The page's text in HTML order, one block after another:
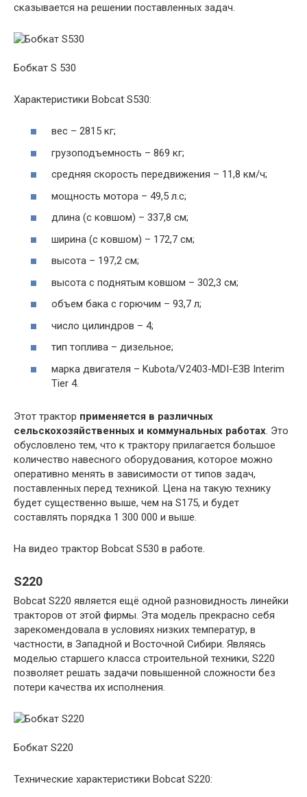
сказывается на решении поставленных задач.
Бобкат S 530
Характеристики Bobcat S530:
вес – 2815 кг;
грузоподъемность – 869 кг;
средняя скорость передвижения – 11,8 км/ч;
мощность мотора – 49,5 л.с;
длина (с ковшом) – 337,8 см;
ширина (с ковшом) – 172,7 см;
высота – 197,2 см;
высота с поднятым ковшом – 302,3 см;
объем бака с горючим – 93,7 л;
число цилиндров – 4;
тип топлива – дизельное;
марка двигателя – Kubota/V2403-MDI-E3B Interim
Tier 4.
Этот трактор применяется в различных
сельскохозяйственных и коммунальных работах . Это
обусловлено тем, что к трактору прилагается большое
количество навесного оборудования, которое можно
оперативно менять в зависимости от типов задач,
поставленных перед техникой. Цена на такую технику
будет существенно выше, чем на S175, и будет
составлять порядка 1 300 000 и выше.
На видео трактор Bobcat S530 в работе.
S220
Bobcat S220 является ещё одной разновидность линейки
тракторов от этой фирмы. Эта модель прекрасно себя
зарекомендовала в условиях низких температур, в
частности, в Западной и Восточной Сибири. Являясь
моделью старшего класса строительной техники, S220
позволяет решать задачи повышенной сложности без
потери качества их исполнения.
Бобкат S220
Технические характеристики Bobcat S220: